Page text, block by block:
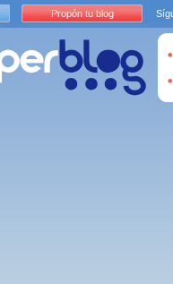
Propón tu blog